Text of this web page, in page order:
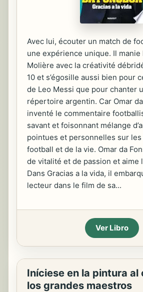
Avec lui, écouter un match de
une expérience unique. Il manie
Molière avec la créativité
10 et s’égosille aussi bien pour
de Leo Messi que pour chanter
répertoire argentin. Car Omar
inventé le commentaire
savant et foisonnant mélange
pointues et personnelles sur les
football et de la vie. Omar da
de vitalité et de passion et aime
Dans Gracias a la vida, il
lecteur dans le film de sa...
Ver Libro
Iníciese en la pintura al
los grandes maestros